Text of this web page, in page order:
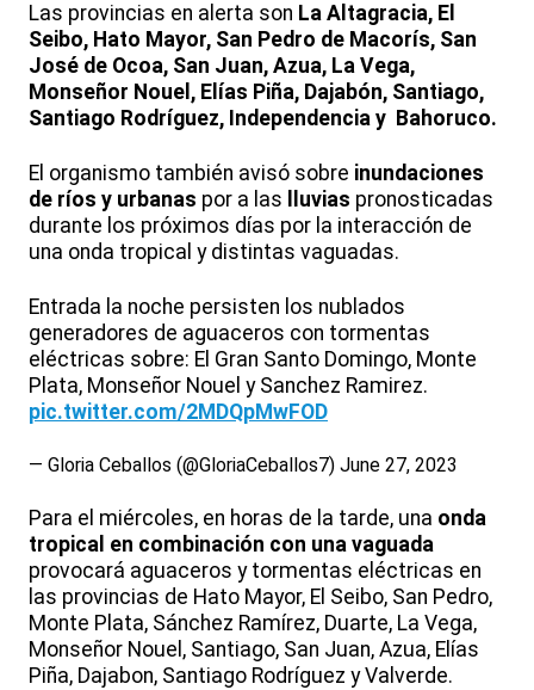
Las provincias en alerta son La Altagracia, El
Seibo, Hato Mayor, San Pedro de Macorís, San
José de Ocoa, San Juan, Azua, La Vega,
Monseñor Nouel, Elías Piña, Dajabón, Santiago,
Santiago Rodríguez, Independencia y Bahoruco.
El organismo también avisó sobre inundaciones
de ríos y urbanas por a las lluvias pronosticadas
durante los próximos días por la interacción de
una onda tropical y distintas vaguadas.
Entrada la noche persisten los nublados
generadores de aguaceros con tormentas
eléctricas sobre: El Gran Santo Domingo, Monte
Plata, Monseñor Nouel y Sanchez Ramirez.
pic.twitter.com/2MDQpMwFOD
— Gloria Ceballos (@GloriaCeballos7) June 27, 2023
Para el miércoles, en horas de la tarde, una onda
tropical en combinación con una vaguada
provocará aguaceros y tormentas eléctricas en
las provincias de Hato Mayor, El Seibo, San Pedro,
Monte Plata, Sánchez Ramírez, Duarte, La Vega,
Monseñor Nouel, Santiago, San Juan, Azua, Elías
Piña, Dajabon, Santiago Rodríguez y Valverde.